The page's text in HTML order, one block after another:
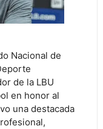
Nacional de
de la LBU
en honor al
una destacada